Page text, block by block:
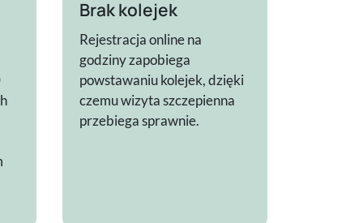
Brak kolejek
Rejestracja online na
godziny zapobiega
powstawaniu kolejek, dzięki
czemu wizyta szczepienna
przebiega sprawnie.